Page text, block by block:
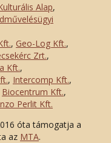
Alap,
., Geo-Log Kft.,
Zrt.,
Kft.,
, Intercomp Kft.,
Biocentrum Kft.,
Perlit Kft.
óta támogatja a
az MTA.